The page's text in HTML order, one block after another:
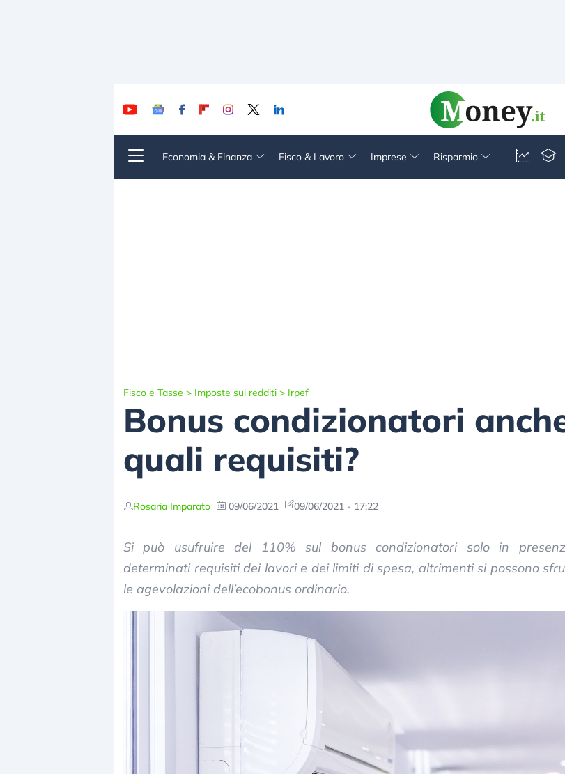
Economia & Finanza Fisco & Lavoro Imprese Risparmio
Fisco e Tasse > Imposte sui redditi > Irpef
Bonus condizionatori
quali requisiti?
Rosaria Imparato 09/06/2021 09/06/2021 - 17:22
Si può usufruire del 110% sul bonus condizionatori solo in
determinati requisiti dei lavori e dei limiti di spesa, altrimenti si possono
le agevolazioni dell’ecobonus ordinario.